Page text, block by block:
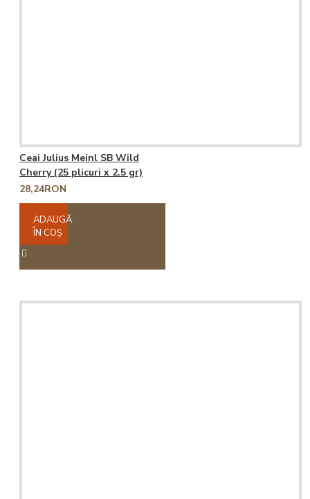
Ceai Julius Meinl SB Wild
Cherry (25 plicuri x 2.5 gr)
28,24RON
ADAUGĂ
ÎN COŞ